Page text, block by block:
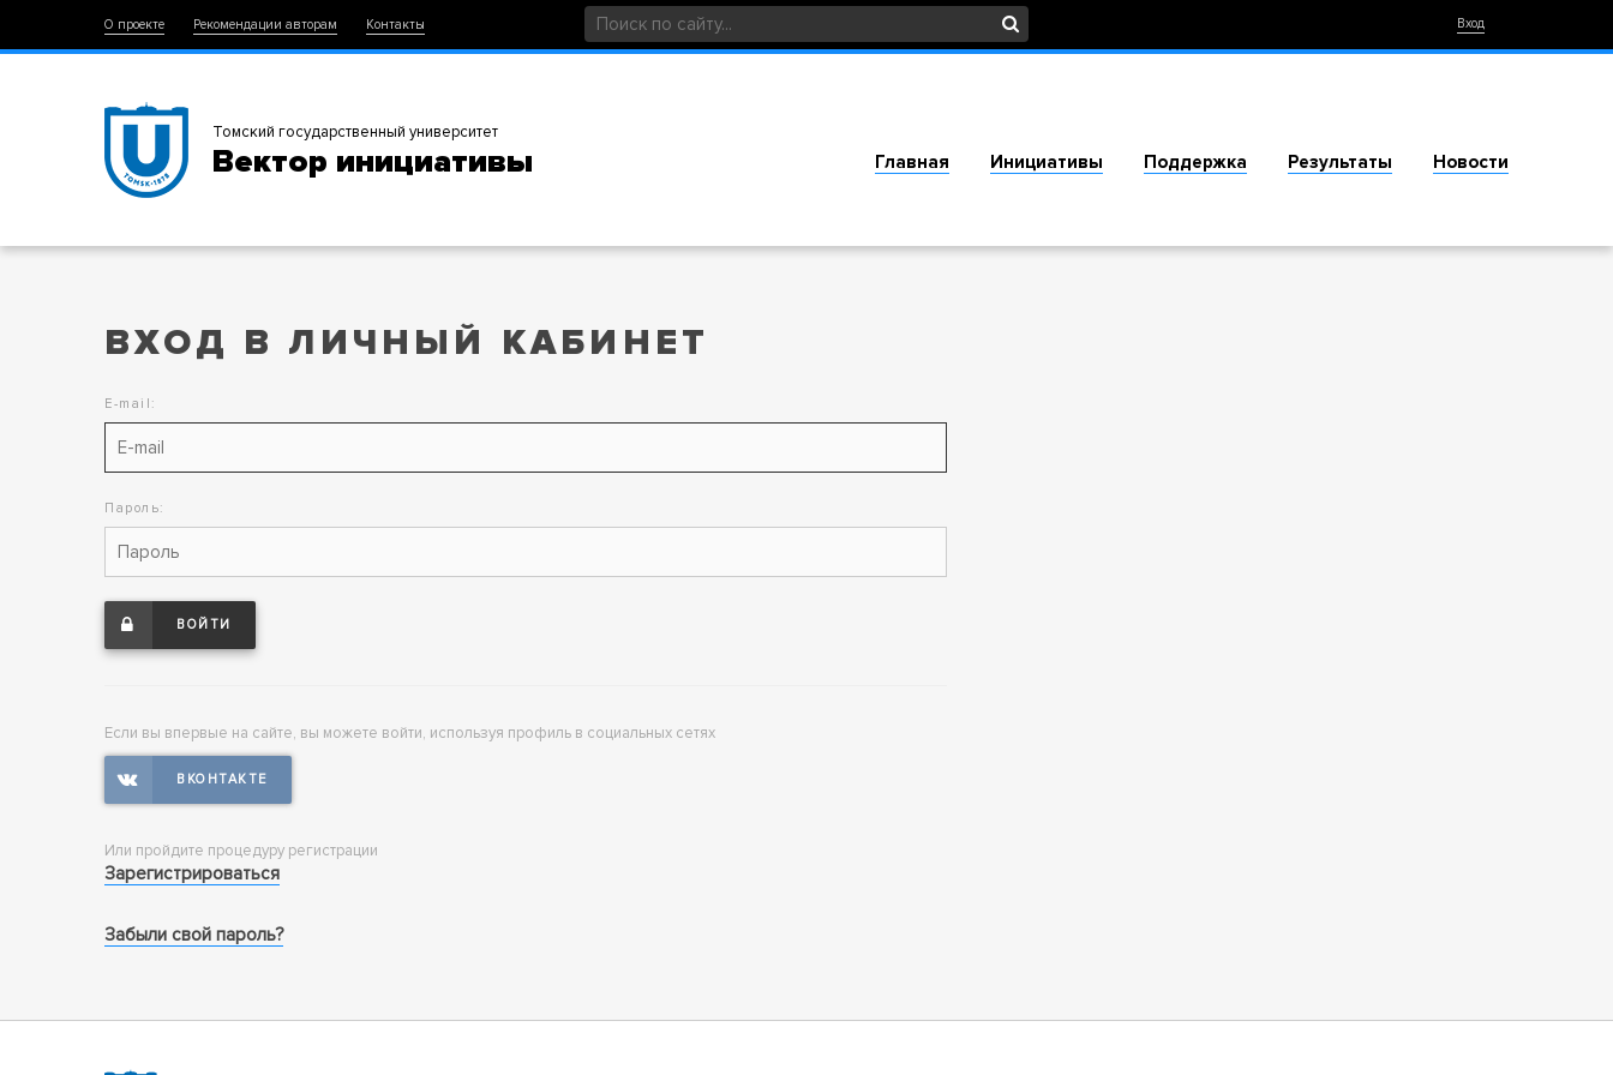
О проекте Рекомендации авторам Контакты Вход
Томский государственный университет
Вектор инициативы Главная Инициативы Поддержка Результаты Новости
ВХОД В ЛИЧНЫЙ КАБИНЕТ
E-mail:
Пароль:
ВОЙТИ
Если вы впервые на сайте, вы можете войти, используя профиль в социальных сетях
Или пройдите процедуру регистрации
Зарегистрироваться
Забыли свой пароль?